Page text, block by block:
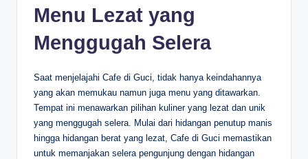
Menu Lezat yang
Menggugah Selera
Saat menjelajahi Cafe di Guci, tidak hanya keindahannya
yang akan memukau namun juga menu yang ditawarkan.
Tempat ini menawarkan pilihan kuliner yang lezat dan unik
yang menggugah selera. Mulai dari hidangan penutup manis
hingga hidangan berat yang lezat, Cafe di Guci memastikan
untuk memanjakan selera pengunjung dengan hidangan